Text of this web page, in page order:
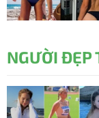
NGƯỜI ĐẸP